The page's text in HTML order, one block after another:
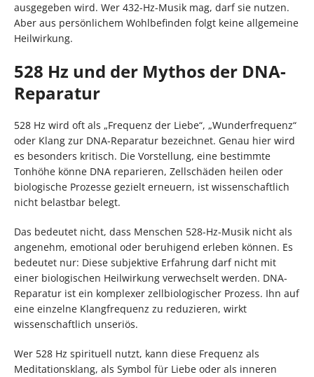
ausgegeben wird. Wer 432-Hz-Musik mag, darf sie nutzen.
Aber aus persönlichem Wohlbefinden folgt keine allgemeine
Heilwirkung.
528 Hz und der Mythos der DNA-
Reparatur
528 Hz wird oft als „Frequenz der Liebe“, „Wunderfrequenz“
oder Klang zur DNA-Reparatur bezeichnet. Genau hier wird
es besonders kritisch. Die Vorstellung, eine bestimmte
Tonhöhe könne DNA reparieren, Zellschäden heilen oder
biologische Prozesse gezielt erneuern, ist wissenschaftlich
nicht belastbar belegt.
Das bedeutet nicht, dass Menschen 528-Hz-Musik nicht als
angenehm, emotional oder beruhigend erleben können. Es
bedeutet nur: Diese subjektive Erfahrung darf nicht mit
einer biologischen Heilwirkung verwechselt werden. DNA-
Reparatur ist ein komplexer zellbiologischer Prozess. Ihn auf
eine einzelne Klangfrequenz zu reduzieren, wirkt
wissenschaftlich unseriös.
Wer 528 Hz spirituell nutzt, kann diese Frequenz als
Meditationsklang, als Symbol für Liebe oder als inneren